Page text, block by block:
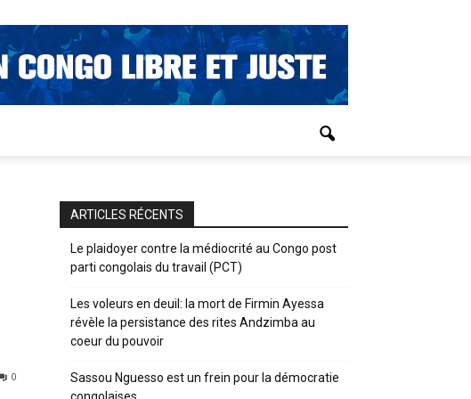
0
ARTICLES RÉCENTS
Le plaidoyer contre la médiocrité au Congo post
parti congolais du travail (PCT)
Les voleurs en deuil: la mort de Firmin Ayessa
révèle la persistance des rites Andzimba au
coeur du pouvoir
Sassou Nguesso est un frein pour la démocratie